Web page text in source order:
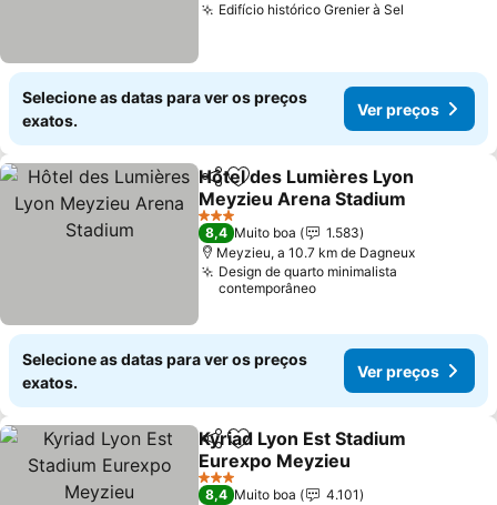
Edifício histórico Grenier à Sel
Selecione as datas para ver os preços
exatos.
Ver preços
PartilharAdicionar aos favoritos
Hôtel des Lumières Lyon
Meyzieu Arena Stadium
Ver preços
3 Estrelas
8,4 Muito boa
1.583
Meyzieu, a 10.7 km de Dagneux
Design de quarto minimalista
contemporâneo
Selecione as datas para ver os preços
exatos.
Ver preços
PartilharAdicionar aos favoritos
Kyriad Lyon Est Stadium
Eurexpo Meyzieu
Ver preços
3 Estrelas
8,4 Muito boa
4.101